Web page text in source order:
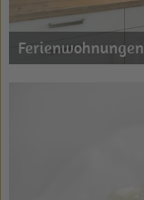
Ferienwohnungen